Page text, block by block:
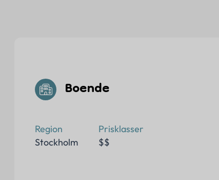
Boende
Region
Stockholm
Prisklasser
$$